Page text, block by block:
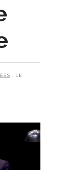
, LE